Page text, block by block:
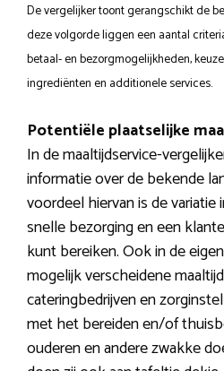
De vergelijker toont gerangschikt de
deze volgorde liggen een aantal
betaal- en bezorgmogelijkheden,
ingrediënten en additionele services.
Potentiële plaatselijke
In de maaltijdservice-
informatie over de bekende
voordeel hiervan is de
snelle bezorging en een
kunt bereiken. Ook in de
mogelijk verscheidene
cateringbedrijven en
met het bereiden en/of
ouderen en andere zwakke